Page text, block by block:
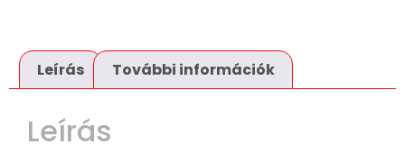
Leírás További információk
Leírás